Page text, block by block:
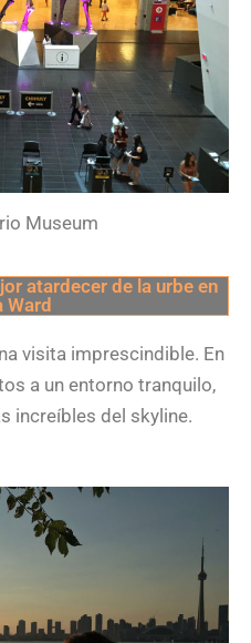
Museum
atardecer de la urbe en
Ward
visita imprescindible. En
a un entorno tranquilo,
increíbles del skyline.